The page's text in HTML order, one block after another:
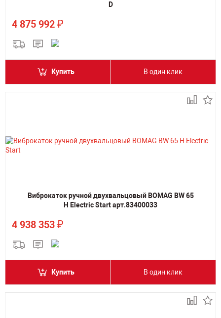
D
4 875 992 ₽
Купить В один клик
Виброкаток ручной двухвальцовый BOMAG BW 65
H Electric Start арт.83400033
4 938 353 ₽
Купить В один клик